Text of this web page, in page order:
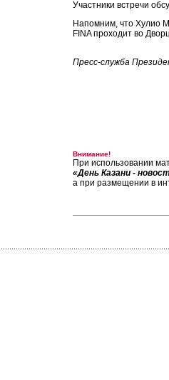
Участники встречи
Напомним, что Хулио
FINA проходит во
Пресс-служба
Внимание!
При использовании
«День Казани -
а при размещении в